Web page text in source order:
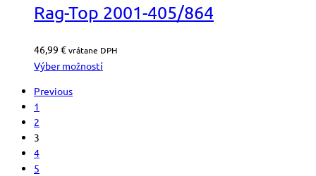
Rag-Top 2001-405/864
46,99 €vrátane DPH
Výber možností
Previous
1
2
3
4
5